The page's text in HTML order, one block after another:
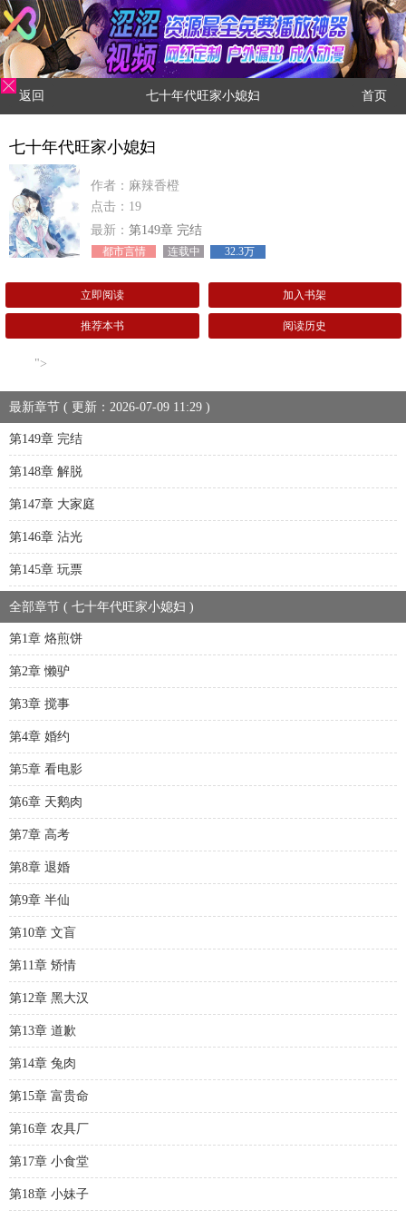
返回 七十年代旺家小媳妇 首页
七十年代旺家小媳妇
作者：麻辣香橙
点击：19
最新： 第149章 完结
都市言情 连载中 32.3万
立即阅读 加入书架
推荐本书 阅读历史
">
最新章节 ( 更新：2026-07-09 11:29 )
第149章 完结
第148章 解脱
第147章 大家庭
第146章 沾光
第145章 玩票
全部章节 ( 七十年代旺家小媳妇 )
第1章 烙煎饼
第2章 懒驴
第3章 搅事
第4章 婚约
第5章 看电影
第6章 天鹅肉
第7章 高考
第8章 退婚
第9章 半仙
第10章 文盲
第11章 矫情
第12章 黑大汉
第13章 道歉
第14章 兔肉
第15章 富贵命
第16章 农具厂
第17章 小食堂
第18章 小妹子